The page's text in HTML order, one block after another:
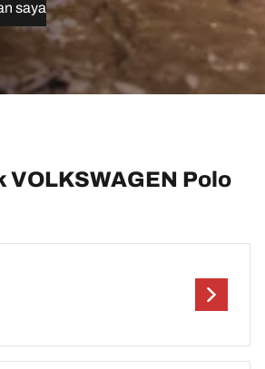
saya
VOLKSWAGEN Polo